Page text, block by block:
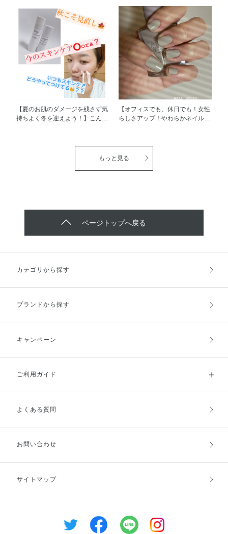
のカラーを使用した アイメイク
をよくしています！ 今回は私の
ほぼ毎日メイクをご紹介！ ナチ
ュラルで、可愛らしすぎず 大人
でも使えるカラー なのに！ 可
愛らしさは残してます❤︎ な私のわ
がままをたっぷり詰め込んだ ア
イメイクです笑 画像に使い方を
載せていますので、 ぜひ参考に
してみてくださいね！
は私がマスク生活でお守りのよう
にしているスキンケアたちをご紹
介します。 マスクをしていると
お肌の内部は実は美肌づくりにか
かせないうるおいが奪われやす
く、逆に乾燥しやすいんです！
また、マスクの擦れなどの摩擦で
肌内部を守るうるおいの膜が剥が
れ、いつも以上に刺激を感じやす
くも（ ; ; ） そんなお悩みをかか
えている皆さんに是非、使ってい
ただきたい3品。お肌に必要不可
欠なうるおいをしっかり届けてく
れますよ！
【夏のお肌のダメージを残さず気
持ちよく冬を迎えよう！】こんに
とりあえずつけているお化粧水、
乳液もつけ方次第で全然違うんで
粧水、乳液2ステップの付け方を
トーンがいつもより暗いか
も、、、なんてことも。今日私が
使ったインフィニティの美白タイ
プは、お醤油やお酒にも入ってい
きます。是非、この時期にゆっく
白・・・メラニンの生成を抑え、
【オフィスでも、休日でも！女性
らしさアップ！やわらかネイルカ
今回は発売した瞬間、秒で一目惚
れ、購入決意したネイルホリック
てみました♡なんといっても優し
でした！お仕事でも休日でも使え
る万能カラーです！24_7のネイ
ルは爪にやさしく負担のないつけ
心地なのに、ツヤ感、色もちもあ
もっと見る
ページトップへ戻る
カテゴリから探す
ブランドから探す
キャンペーン
ご利用ガイド
ご利用ガイドトップ
お支払方法
キャンセル・返品・交換
よくある質問
お問い合わせ
サイトマップ